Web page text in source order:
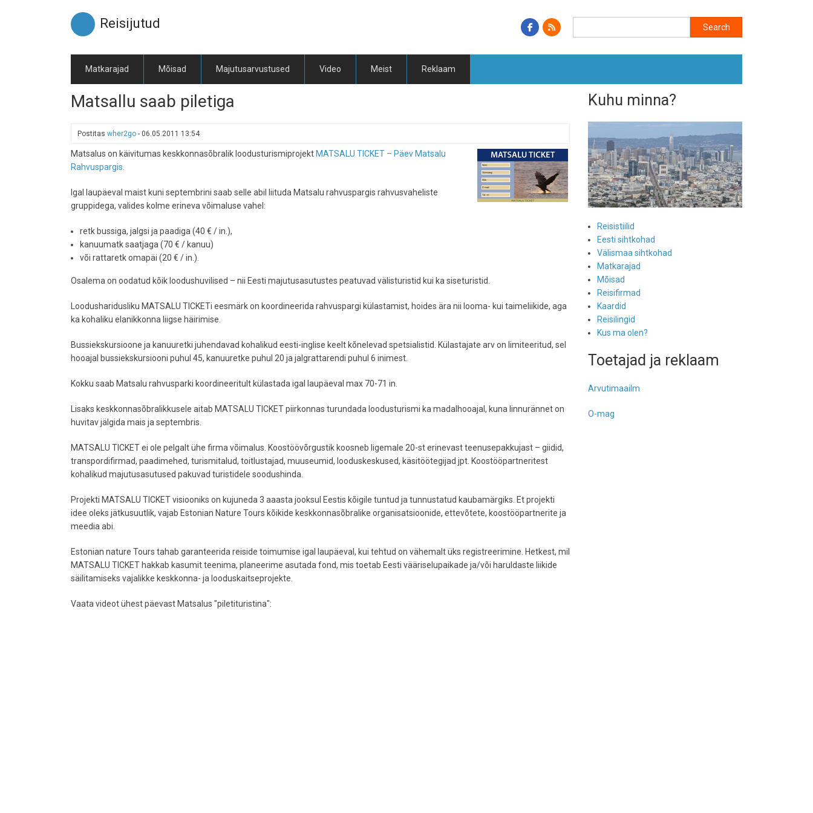
Reisijutud
Matkarajad Mõisad Majutusarvustused Video Meist Reklaam
Matsallu saab piletiga
Postitas wher2go - 06.05.2011 13:54
Matsalus on käivitumas keskkonnasõbralik loodusturismiprojekt MATSALU TICKET – Päev Matsalu
Rahvuspargis
Igal laupäeval maist kuni septembrini saab selle abil liituda Matsalu rahvuspargis rahvusvaheliste
gruppidega, valides kolme erineva võimaluse vahel:
retk bussiga, jalgsi ja paadiga (40 € / in.),
kanuumatk saatjaga (70 € / kanuu)
või rattaretk omapäi (20 € / in.).
Osalema on oodatud kõik loodushuvilised – nii Eesti majutusasutustes peatuvad välisturistid kui ka siseturistid.
Loodusharidusliku MATSALU TICKETi eesmärk on koordineerida rahvuspargi külastamist, hoides ära nii looma- kui taimeliikide, aga
ka kohaliku elanikkonna liigse häirimise.
Bussiekskursioone ja kanuuretki juhendavad kohalikud eesti-inglise keelt kõnelevad spetsialistid. Külastajate arv on limiteeritud, sel
hooajal bussiekskursiooni puhul 45, kanuuretke puhul 20 ja jalgrattarendi puhul 6 inimest.
Kokku saab Matsalu rahvusparki koordineeritult külastada igal laupäeval max 70-71 in.
Lisaks keskkonnasõbralikkusele aitab MATSALU TICKET piirkonnas turundada loodusturismi ka madalhooajal, kuna linnurännet on
huvitav jälgida mais ja septembris.
MATSALU TICKET ei ole pelgalt ühe firma võimalus. Koostöövõrgustik koosneb ligemale 20-st erinevast teenusepakkujast – giidid,
transpordifirmad, paadimehed, turismitalud, toitlustajad, muuseumid, looduskeskused, käsitöötegijad jpt. Koostööpartneritest
kohalikud majutusasutused pakuvad turistidele soodushinda.
Projekti MATSALU TICKET visiooniks on kujuneda 3 aaasta jooksul Eestis kõigile tuntud ja tunnustatud kaubamärgiks. Et projekti
idee oleks jätkusuutlik, vajab Estonian Nature Tours kõikide keskkonnasõbralike organisatsioonide, ettevõtete, koostööpartnerite ja
meedia abi.
Estonian nature Tours tahab garanteerida reiside toimumise igal laupäeval, kui tehtud on vähemalt üks registreerimine. Hetkest, mil
MATSALU TICKET hakkab kasumit teenima, planeerime asutada fond, mis toetab Eesti vääriselupaikade ja/või haruldaste liikide
säilitamiseks vajalikke keskkonna- ja looduskaitseprojekte.
Vaata videot ühest päevast Matsalus "piletituristina":
Kuhu minna?
Reisistiilid
Eesti sihtkohad
Välismaa sihtkohad
Matkarajad
Mõisad
Reisifirmad
Kaardid
Reisilingid
Kus ma olen?
Toetajad ja reklaam
Arvutimaailm
O-mag